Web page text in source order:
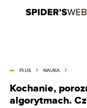
PLUS NAUKA
Kochanie,
algorytmach.